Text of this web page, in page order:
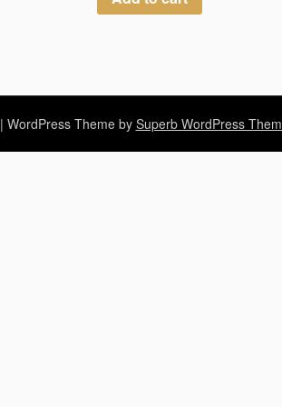
| WordPress Theme by Superb WordPress